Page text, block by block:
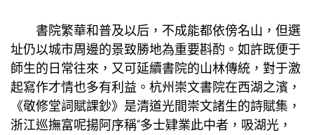
書院繁華和普及以后，不成能都依傍名山，但選
址仍以城市周邊的景致勝地為重要斟酌。如許既便于
師生的日常往來，又可延續書院的山林傳統，對于激
起寫作才情也多有利益。杭州崇文書院在西湖之濱，
《敬修堂詞賦課鈔》是清道光間崇文諸生的詩賦集，
浙江巡撫富呢揚阿序稱“多士肄業此中者，吸湖光，